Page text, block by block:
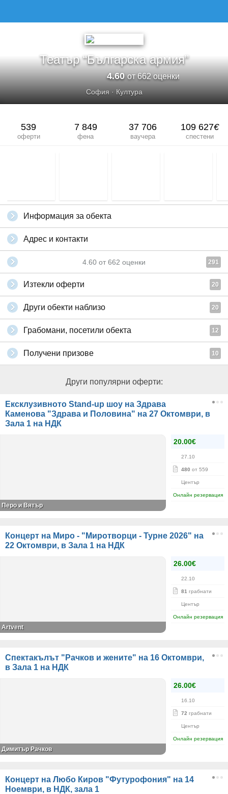
Театър “Българска армия”
4.60от 662 оценки
София· Култура
539
оферти
7 849
фена
37 706
ваучера
109 627€
спестени
Информация за обекта
Адрес и контакти
4.60 от 662 оценки 291
Изтекли оферти 20
Други обекти наблизо 20
Грабомани, посетили обекта 12
Получени призове 10
Други популярни оферти:
Ексклузивното Stand-up шоу на Здрава
Каменова "Здрава и Половина" на 27 Октомври, в
Зала 1 на НДК
20.00€
27.10
480 от 559
Център
Онлайн резервация
Перо и Вятър
Концерт на Миро - "Миротворци - Турне 2026" на
22 Октомври, в Зала 1 на НДК
26.00€
22.10
81 грабнати
Център
Онлайн резервация
Artvent
Спектакълът "Рачков и жените" на 16 Октомври,
в Зала 1 на НДК
26.00€
16.10
72 грабнати
Център
Онлайн резервация
Димитър Рачков
Концерт на Любо Киров "Футурофония" на 14
Ноември, в НДК, зала 1